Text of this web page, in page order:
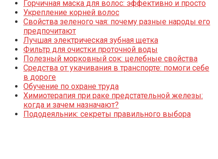
Горчичная маска для волос: эффективно и просто
Укрепление корней волос
Свойства зеленого чая: почему разные народы его
предпочитают
Лучшая электрическая зубная щетка
Фильтр для очистки проточной воды
Полезный морковный сок: целебные свойства
Средства от укачивания в транспорте: помоги себе
в дороге
Обучение по охране труда
Химиотерапия при раке предстательной железы:
когда и зачем назначают?
Пододеяльник: секреты правильного выбора